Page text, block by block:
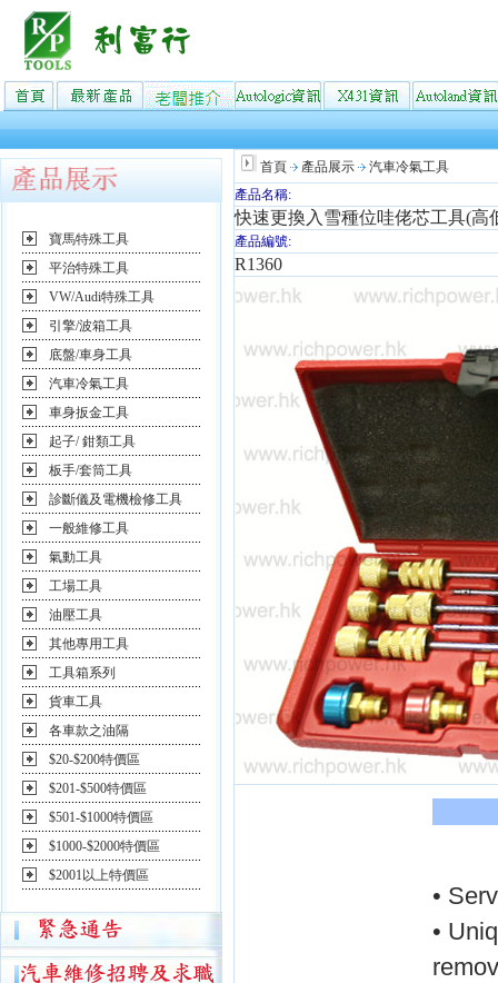
寶馬特殊工具
平治特殊工具
VW/Audi特殊工具
引擎/波箱工具
底盤/車身工具
汽車冷氣工具
車身扳金工具
起子/ 鉗類工具
板手/套筒工具
診斷儀及電機檢修工具
一般維修工具
氣動工具
工場工具
油壓工具
其他專用工具
工具箱系列
貨車工具
各車款之油隔
$20-$200特價區
$201-$500特價區
$501-$1000特價區
$1000-$2000特價區
$2001以上特價區
首頁 產品展示
汽車冷氣工具
產品名稱:
快速更換入雪種位哇佬芯工具(高
產品編號:
R1360
•
•